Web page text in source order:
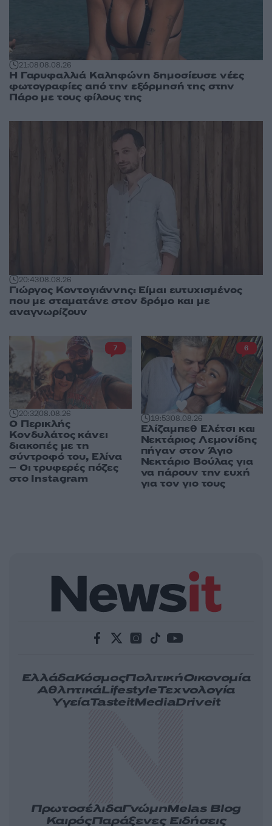
21:0808.08.26
Η Γαρυφαλλιά Καληφώνη δημοσίευσε νέες
φωτογραφίες από την εξόρμησή της στην
Πάρο με τους φίλους της
20:4308.08.26
Γιώργος Κοντογιάννης: Είμαι ευτυχισμένος
που με σταματάνε στον δρόμο και με
αναγνωρίζουν
20:3208.08.26
Ο Περικλής
Κονδυλάτος κάνει
διακοπές με τη
σύντροφό του, Ελίνα
– Οι τρυφερές πόζες
στο Instagram
7
19:5308.08.26
Ελίζαμπεθ Ελέτσι και
Νεκτάριος Λεμονίδης
πήγαν στον Άγιο
Νεκτάριο Βούλας για
να πάρουν την ευχή
για τον γιο τους
6
ΕλλάδαΚόσμοςΠολιτικήΟικονομία
ΑθλητικάLifestyleΤεχνολογία
ΥγείαTasteitMediaDriveit
ΠρωτοσέλιδαΓνώμηMelas Blog
ΚαιρόςΠαράξενες Ειδήσεις